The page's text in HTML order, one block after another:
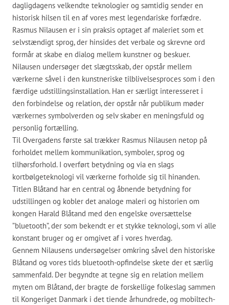
dagligdagens velkendte teknologier og samtidig sender en
historisk hilsen til en af vores mest legendariske forfædre.
Rasmus Nilausen er i sin praksis optaget af maleriet som et
selvstændigt sprog, der hinsides det verbale og skrevne ord
formår at skabe en dialog mellem kunstner og beskuer.
Nilausen undersøger det slægtsskab, der opstår mellem
værkerne såvel i den kunstneriske tilblivelsesproces som i den
færdige udstillingsinstallation. Han er særligt interesseret i
den forbindelse og relation, der opstår når publikum møder
værkernes symbolverden og selv skaber en meningsfuld og
personlig fortælling.
Til Overgadens første sal trækker Rasmus Nilausen netop på
forholdet mellem kommunikation, symboler, sprog og
tilhørsforhold. I overført betydning og via en slags
kortbølgeteknologi vil værkerne forholde sig til hinanden.
Titlen Blåtand har en central og åbnende betydning for
udstillingen og kobler det analoge maleri og historien om
kongen Harald Blåtand med den engelske oversættelse
”bluetooth”, der som bekendt er et stykke teknologi, som vi alle
konstant bruger og er omgivet af i vores hverdag.
Gennem Nilausens undersøgelser omkring såvel den historiske
Blåtand og vores tids bluetooth-opfindelse skete der et særlig
sammenfald. Der begyndte at tegne sig en relation mellem
myten om Blåtand, der bragte de forskellige folkeslag sammen
til Kongeriget Danmark i det tiende århundrede, og mobiltech-